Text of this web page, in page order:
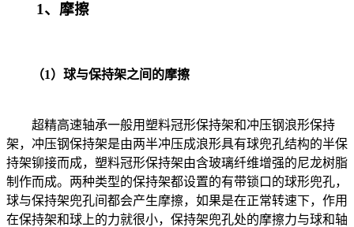
1、摩擦
（1）球与保持架之间的摩擦
超精高速轴承一般用塑料冠形保持架和冲压钢浪形保持
架，冲压钢保持架是由两半冲压成浪形具有球兜孔结构的半保
持架铆接而成，塑料冠形保持架由含玻璃纤维增强的尼龙树脂
制作而成。两种类型的保持架都设置的有带锁口的球形兜孔，
球与保持架兜孔间都会产生摩擦，如果是在正常转速下，作用
在保持架和球上的力就很小，保持架兜孔处的摩擦力与球和轴